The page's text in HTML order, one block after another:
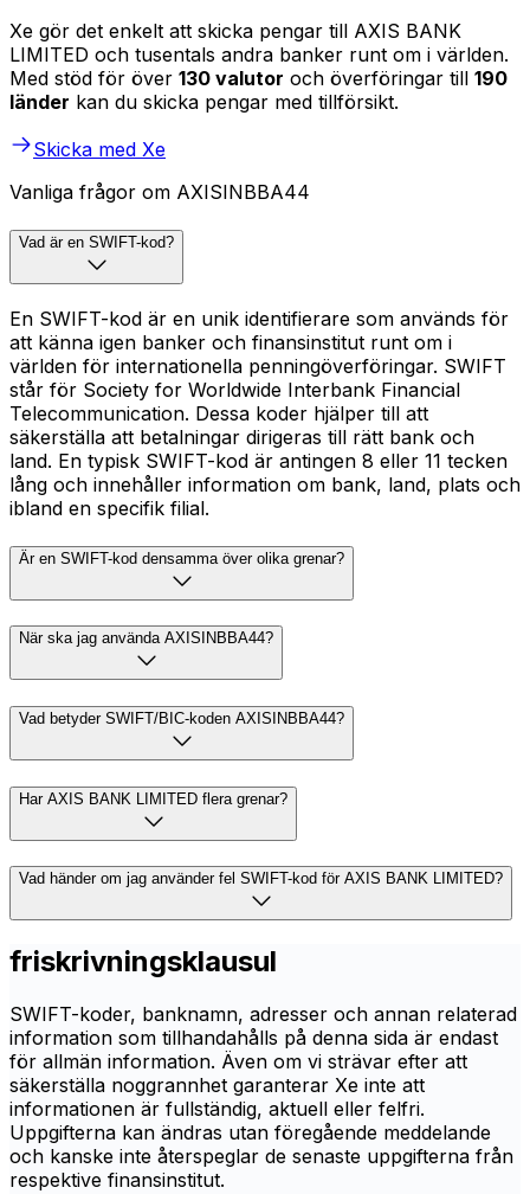
Xe gör det enkelt att skicka pengar till AXIS BANK
LIMITED och tusentals andra banker runt om i världen.
Med stöd för över 130 valutor och överföringar till 190
länder kan du skicka pengar med tillförsikt.
Skicka med Xe
Vanliga frågor om AXISINBBA44
Vad är en SWIFT-kod?
En SWIFT-kod är en unik identifierare som används för
att känna igen banker och finansinstitut runt om i
världen för internationella penningöverföringar. SWIFT
står för Society for Worldwide Interbank Financial
Telecommunication. Dessa koder hjälper till att
säkerställa att betalningar dirigeras till rätt bank och
land. En typisk SWIFT-kod är antingen 8 eller 11 tecken
lång och innehåller information om bank, land, plats och
ibland en specifik filial.
Är en SWIFT-kod densamma över olika grenar?
När ska jag använda AXISINBBA44?
Vad betyder SWIFT/BIC-koden AXISINBBA44?
Har AXIS BANK LIMITED flera grenar?
Vad händer om jag använder fel SWIFT-kod för AXIS BANK LIMITED?
friskrivningsklausul
SWIFT-koder, banknamn, adresser och annan relaterad
information som tillhandahålls på denna sida är endast
för allmän information. Även om vi strävar efter att
säkerställa noggrannhet garanterar Xe inte att
informationen är fullständig, aktuell eller felfri.
Uppgifterna kan ändras utan föregående meddelande
och kanske inte återspeglar de senaste uppgifterna från
respektive finansinstitut.